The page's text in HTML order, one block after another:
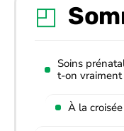
Soins
t-on vraiment
À la